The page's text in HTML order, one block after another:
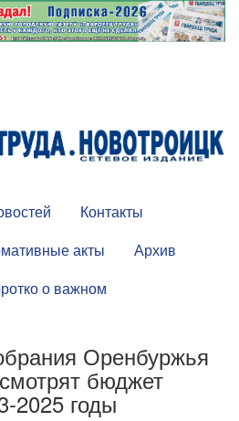
Контакты
акты
Архив
о важном
Оренбуржья
бюджет
2025 годы